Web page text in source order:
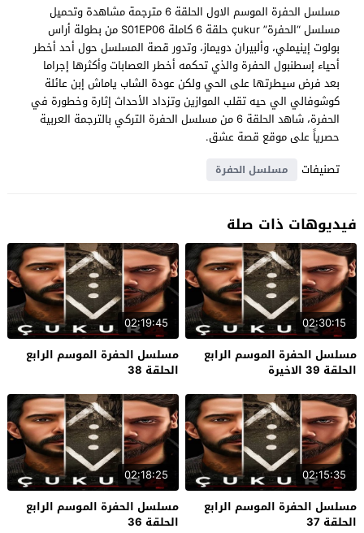
مسلسل الحفرة الموسم الاول الحلقة 6 مترجمة مشاهدة وتحميل
مسلسل “الحفرة” çukur حلقة 6 كاملة S01EP06 من بطولة أراس
بولوت إينيملي، وألبيران دويماز، وتدور قصة المسلسل حول أحد أخطر
أحياء إسطنبول الحفرة والذي تحكمه أخطر العصابات وأكثرها إجراما
بعد فرض سيطرتها على الحي ولكن عودة الشاب ياماش إبن عائلة
كوشوفالي الي حيه تقلب الموازين وتزداد الأحداث إثارة وخطورة في
الحفرة، شاهد الحلقة 6 من مسلسل الحفرة التركي بالترجمة العربية
حصرياً على موقع قصة عشق.
تصنيفات
مسلسل الحفرة
فيديوهات ذات صلة
02:30:15
مسلسل الحفرة الموسم الرابع
الحلقة 39 الاخيرة
02:19:45
مسلسل الحفرة الموسم الرابع
الحلقة 38
02:15:35
مسلسل الحفرة الموسم الرابع
الحلقة 37
02:18:25
مسلسل الحفرة الموسم الرابع
الحلقة 36